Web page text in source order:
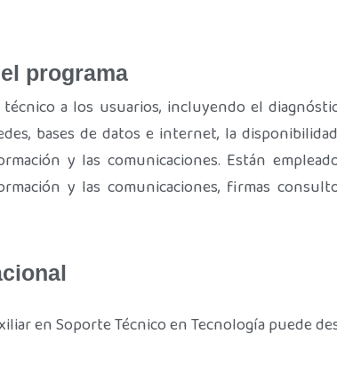
programa
a los usuarios, incluyendo el
bases de datos e internet, la
y las comunicaciones. Están
y las comunicaciones, firmas
en Soporte Técnico en Tecnología puede